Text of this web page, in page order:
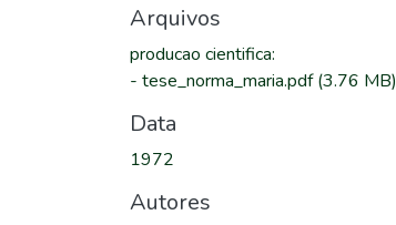
Arquivos
producao cientifica:
- tese_norma_maria.pdf(3.76 MB)
Data
1972
Autores